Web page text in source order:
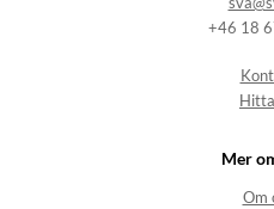
+46 18
Mer
Om